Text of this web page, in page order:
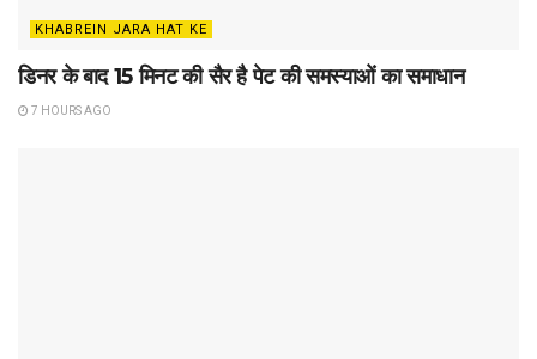
KHABREIN JARA HAT KE
डिनर के बाद 15 मिनट की सैर है पेट की समस्याओं का समाधान
7 HOURS AGO